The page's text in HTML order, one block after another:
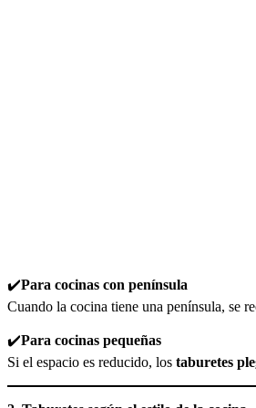
✔️Para cocinas con península
Cuando la cocina tiene una península, se
✔️Para cocinas pequeñas
Si el espacio es reducido, los taburetes